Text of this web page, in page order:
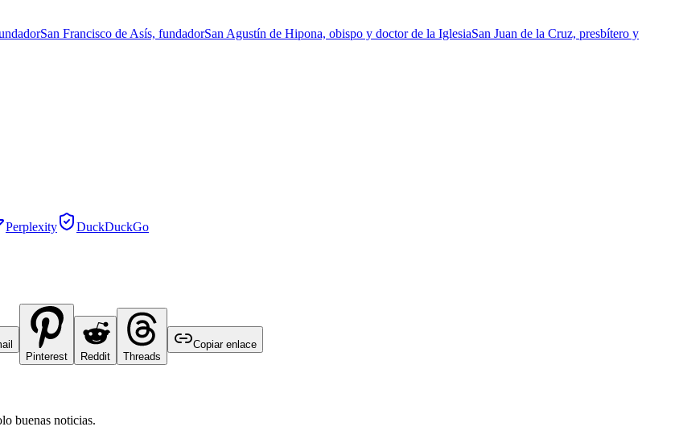
San Francisco de Asís, fundadorSan Agustín de Hipona, obispo y doctor de la IglesiaSan Juan de la Cruz, presbítero y
Perplexity
DuckDuckGo
Pinterest
Reddit Threads
Copiar enlace
buenas noticias.